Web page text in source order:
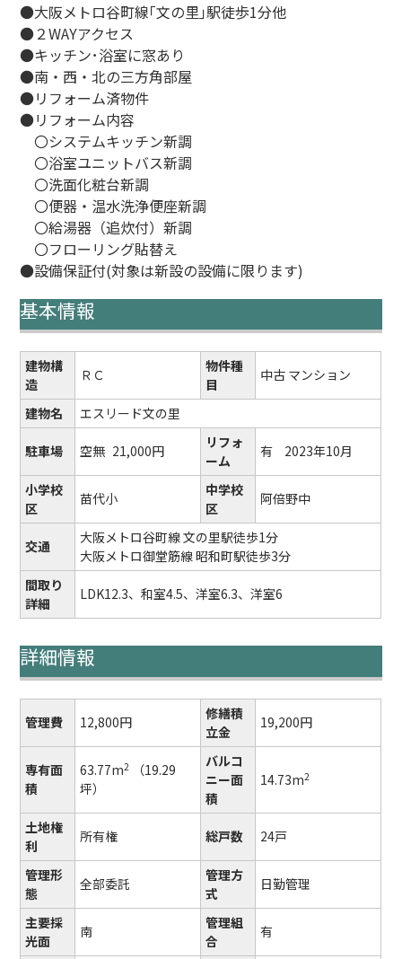
●大阪メトロ谷町線｢文の里｣駅徒歩1分他
●２WAYアクセス
●キッチン･浴室に窓あり
●南・西・北の三方角部屋
●リフォーム済物件
●リフォーム内容
〇システムキッチン新調
〇浴室ユニットバス新調
〇洗面化粧台新調
〇便器・温水洗浄便座新調
〇給湯器（追炊付）新調
〇フローリング貼替え
●設備保証付(対象は新設の設備に限ります)
基本情報
建物構
造
ＲＣ
物件種
目
中古 マンション
建物名 エスリード文の里
駐車場 空無 21,000円
リフォ
ーム
有 2023年10月
小学校
区
苗代小
中学校
区
阿倍野中
交通
大阪メトロ谷町線 文の里駅徒歩1分
大阪メトロ御堂筋線 昭和町駅徒歩3分
間取り
詳細
LDK12.3、和室4.5、洋室6.3、洋室6
詳細情報
管理費 12,800円
修繕積
立金
19,200円
専有面
積
63.77m2
（19.29
坪）
バルコ
ニー面
積
14.73m2
土地権
利
所有権 総戸数 24戸
管理形
態
全部委託
管理方
式
日勤管理
主要採
光面
南
管理組
合
有